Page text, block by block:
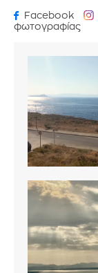
Facebook
φωτογραφίας